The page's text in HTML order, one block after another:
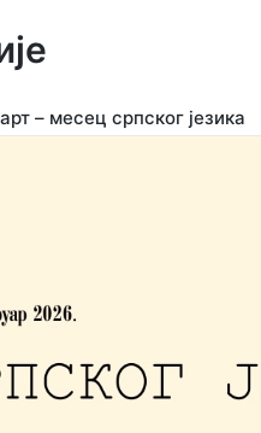
– месец српског језика